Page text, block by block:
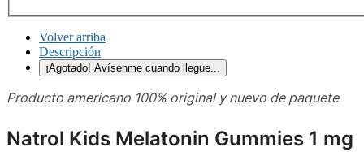
Volver arriba
Descripción
¡Agotado! Avísenme cuando llegue...
Producto americano 100% original y nuevo de paquete
Natrol Kids Melatonin Gummies 1 mg